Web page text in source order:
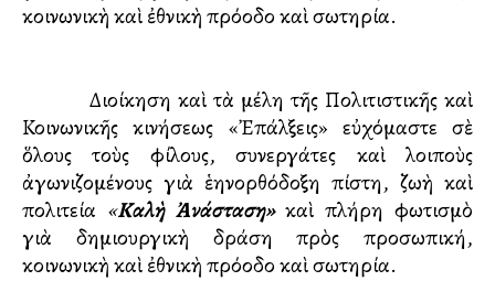
κοινωνικὴ καὶ ἐθνικὴ πρόοδο καὶ σωτηρία.
Ἡ Διοίκηση καὶ τὰ μέλη τῆς Πολιτιστικῆς καὶ
Κοινωνικῆς κινήσεως «Ἐπάλξεις» εὐχόμαστε σὲ
ὅλους τοὺς φίλους, συνεργάτες καὶ λοιποὺς
ἀγωνιζομένους γιὰ ἑλληνορθόδοξη πίστη, ζωὴ καὶ
πολιτεία «Καλὴ Ἀνάσταση»καὶ πλήρη φωτισμὸ
γιὰ δημιουργικὴ δράση πρὸς προσωπική,
κοινωνικὴ καὶ ἐθνικὴ πρόοδο καὶ σωτηρία.